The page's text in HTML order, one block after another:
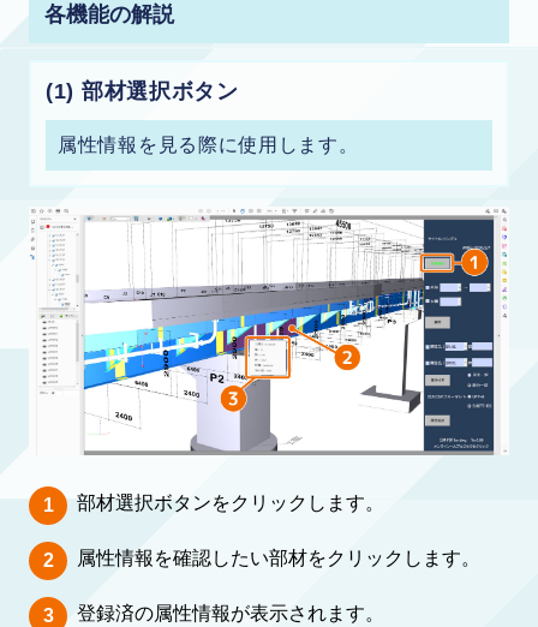
各機能の解説
(1) 部材選択ボタン
属性情報を見る際に使用します。
部材選択ボタンをクリックします。
属性情報を確認したい部材をクリックします。
登録済の属性情報が表示されます。